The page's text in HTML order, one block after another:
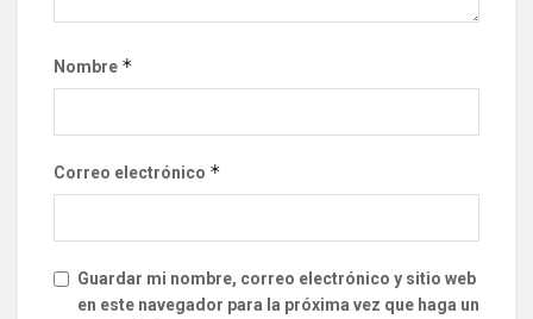
Nombre *
Correo electrónico *
Guardar mi nombre, correo electrónico y sitio web
en este navegador para la próxima vez que haga un